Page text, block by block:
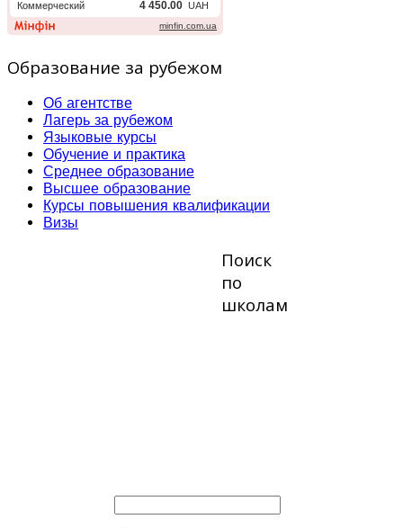
Образование за рубежом
Об агентстве
Лагерь за рубежом
Языковые курсы
Обучение и практика
Среднее образование
Высшее образование
Курсы повышения квалификации
Визы
Поиск
по
школам